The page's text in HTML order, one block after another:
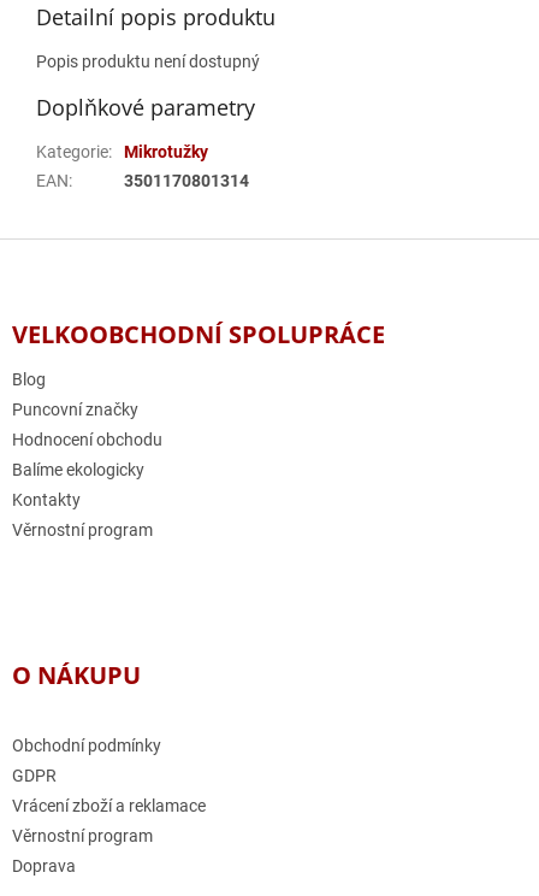
Detailní popis produktu
Popis produktu není dostupný
Doplňkové parametry
Kategorie:
Mikrotužky
EAN: 3501170801314
Z
VELKOOBCHODNÍ SPOLUPRÁCE
Blog
Puncovní značky
Hodnocení obchodu
Balíme ekologicky
Kontakty
Věrnostní program
O NÁKUPU
Obchodní podmínky
GDPR
Vrácení zboží a reklamace
Věrnostní program
Doprava